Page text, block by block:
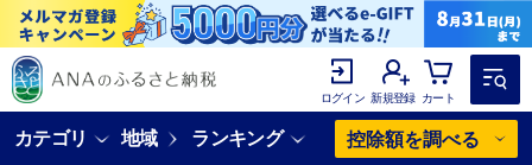
ログイン 新規登録 カート
カテゴリ 地域 ランキング 控除額を調べる